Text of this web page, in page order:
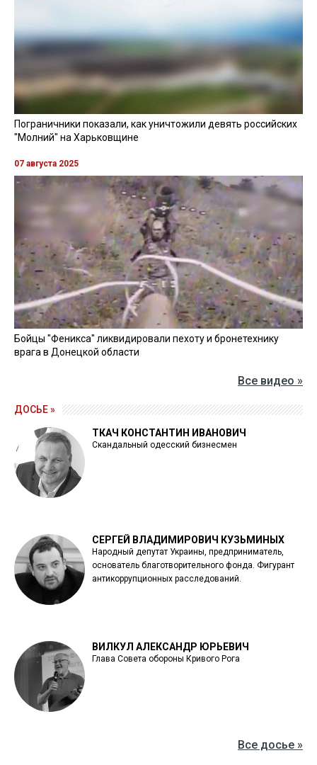
Пограничники показали, как уничтожили девять российских
"Молний" на Харьковщине
07 августа 2025
Бойцы "Феникса" ликвидировали пехоту и бронетехнику
врага в Донецкой области
Все видео »
ДОСЬЕ »
ТКАЧ КОНСТАНТИН ИВАНОВИЧ
Скандальный одесский бизнесмен
СЕРГЕЙ ВЛАДИМИРОВИЧ КУЗЬМИНЫХ
Народный депутат Украины, предприниматель,
основатель благотворительного фонда. Фигурант
антикоррупционных расследований.
ВИЛКУЛ АЛЕКСАНДР ЮРЬЕВИЧ
Глава Совета обороны Кривого Рога
Все досье »